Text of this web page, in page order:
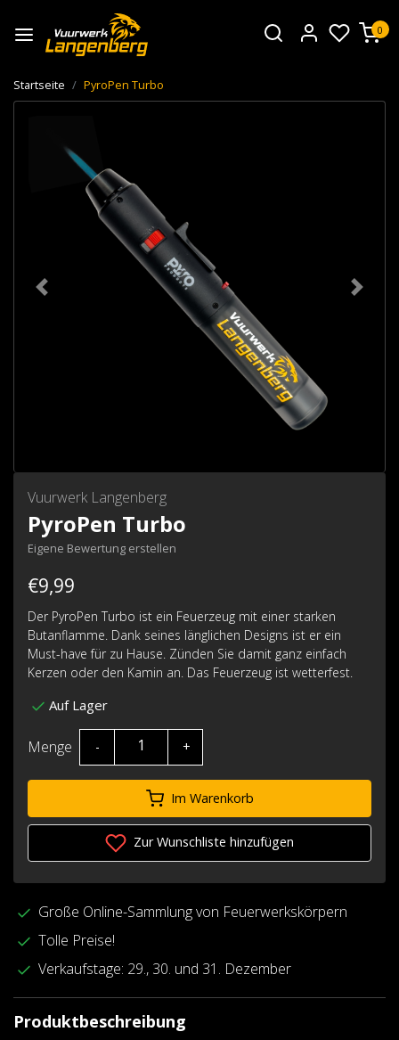
0
Startseite PyroPen Turbo
Zurück Weiter
Vuurwerk Langenberg
PyroPen Turbo
Eigene Bewertung erstellen
€9,99
Der PyroPen Turbo ist ein Feuerzeug mit einer starken
Butanflamme. Dank seines länglichen Designs ist er ein
Must-have für zu Hause. Zünden Sie damit ganz einfach
Kerzen oder den Kamin an. Das Feuerzeug ist wetterfest.
Auf Lager
Menge - +
Im Warenkorb
Zur Wunschliste hinzufügen
Große Online-Sammlung von Feuerwerkskörpern
Tolle Preise!
Verkaufstage: 29., 30. und 31. Dezember
Produktbeschreibung